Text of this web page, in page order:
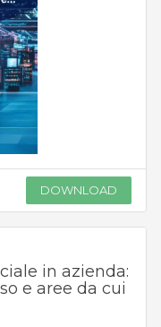
DOWNLOAD
in azienda:
e aree da cui